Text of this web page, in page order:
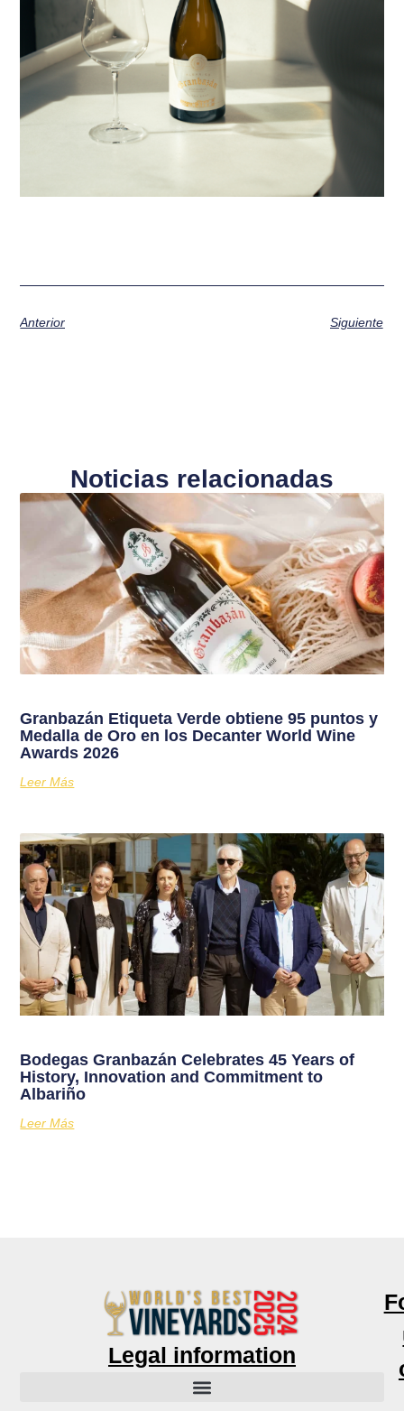
Anterior Siguiente
Noticias relacionadas
Granbazán Etiqueta Verde obtiene 95 puntos y
Medalla de Oro en los Decanter World Wine
Awards 2026
Leer Más
Bodegas Granbazán Celebrates 45 Years of
History, Innovation and Commitment to
Albariño
Leer Más
Legal information